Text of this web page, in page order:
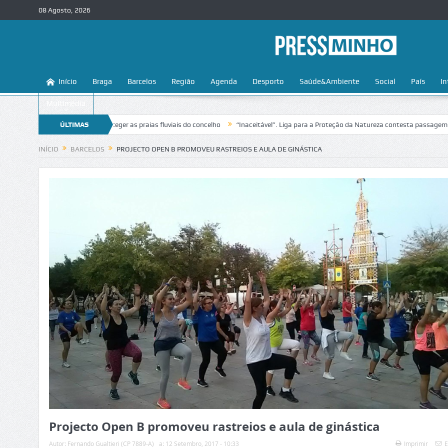
08 Agosto, 2026
Início Braga Barcelos Região Agenda Desporto Saúde&Ambiente Social País
Multimédia
ÚLTIMAS
NOTÍCIAS
ensina a conhecer e proteger as praias fluviais do concelho “Inaceitável”. Liga para a Proteção da Natureza contesta passagem da Volta
INÍCIO BARCELOS PROJECTO OPEN B PROMOVEU RASTREIOS E AULA DE GINÁSTICA
Projecto Open B promoveu rastreios e aula de ginástica
Autor: Fernando Gualtieri (CP 7889-A) a: 12 Setembro, 2017 - 10:33 Imprimir